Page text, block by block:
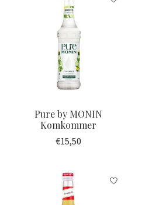
Pure by MONIN
Komkommer
€15,50